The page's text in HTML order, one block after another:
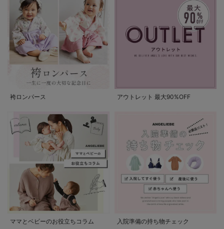
袴ロンパース アウトレット 最大90%OFF
ママとベビーのお役立ちコラム 入院準備の持ち物チェック